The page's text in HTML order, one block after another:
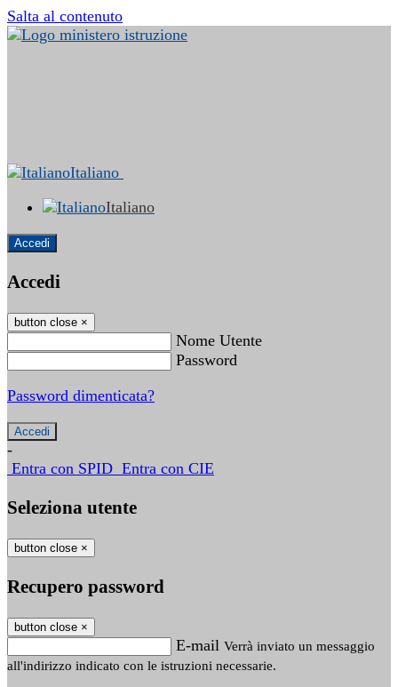
Salta al contenuto
Italiano
Italiano
Accedi
Accedi
button close ×
Nome Utente
Password
Password dimenticata?
-
Entra con SPID Entra con CIE
Seleziona utente
button close ×
Recupero password
button close ×
E-mail Verrà inviato un messaggio
all'indirizzo indicato con le istruzioni necessarie.